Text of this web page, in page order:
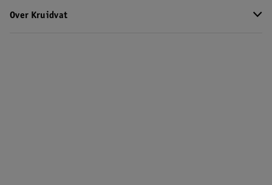
Over Kruidvat